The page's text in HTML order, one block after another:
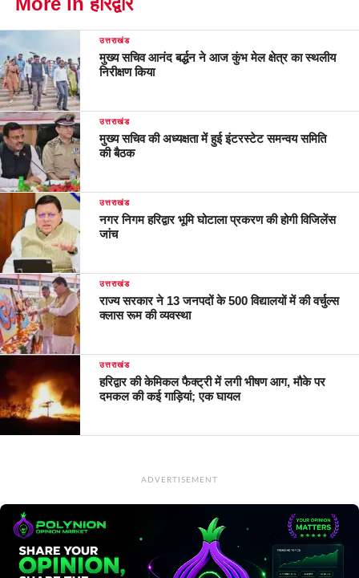
उत्तराखंड
मुख्य सचिव आनंद बर्द्धन ने आज कुंभ मेल क्षेत्र का स्थलीय
निरीक्षण किया
उत्तराखंड
मुख्य सचिव की अध्यक्षता में हुई इंटरस्टेट समन्वय समिति
की बैठक
उत्तराखंड
नगर निगम हरिद्वार भूमि घोटाला प्रकरण की होगी विजिलेंस
जांच
उत्तराखंड
राज्य सरकार ने 13 जनपदों के 500 विद्यालयों में की वर्चुल्स
क्लास रूम की व्यवस्था
उत्तराखंड
हरिद्वार की केमिकल फैक्ट्री में लगी भीषण आग, मौके पर
दमकल की कई गाड़ियां; एक घायल
ADVERTISEMENT